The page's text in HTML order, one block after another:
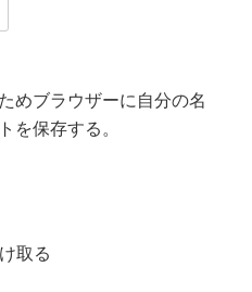
めブラウザーに自分の名
を保存する。
取る